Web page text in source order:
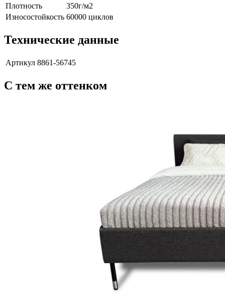
Плотность
350г/м2
Износостойкость 60000 циклов
Технические данные
Артикул 8861-56745
С тем же оттенком